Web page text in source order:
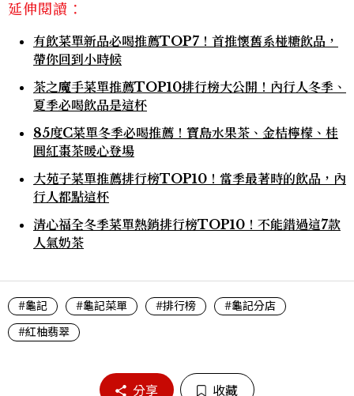
延伸閱讀：
有飲菜單新品必喝推薦TOP7！首推懷舊系椪糖飲品，
帶你回到小時候
茶之魔手菜單推薦TOP10排行榜大公開！內行人冬季、
夏季必喝飲品是這杯
85度C菜單冬季必喝推薦！寶島水果茶、金桔檸檬、桂
圓紅棗茶暖心登場
大苑子菜單推薦排行榜TOP10！當季最著時的飲品，內
行人都點這杯
清心福全冬季菜單熱銷排行榜TOP10！不能錯過這7款
人氣奶茶
#龜記 #龜記菜單 #排行榜
#龜記分店
#紅柚翡翠
分享 收藏